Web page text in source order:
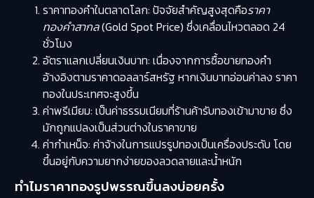
ราคาทองคำในตลาดโลก: ปัจจัยสำคัญสูงสุดคือราคา
ทองคำสากล(Gold Spot Price) ซึ่งเคลื่อนไหวตลอด 24
ชั่วโมง
อัตราแลกเปลี่ยนเงินบาท: เนื่องจากการซื้อขายทองคำ
อ้างอิงตามราคาดอลลาร์สหรัฐ หากเงินบาทอ่อนค่าลง ราคา
ทองในประเทศจะสูงขึ้น
ค่าพรีเมียม: เป็นค่าธรรมเนียมที่ร้านค้ารับทองเข้ามาขาย ซึ่ง
มักถูกแปลงเป็นส่วนต่างในราคาขาย
ค่ากำเหน็จ: ค่าจ้างในการแปรรูปทองเป็นเครื่องประดับ โดย
ขึ้นอยู่กับความยากง่ายของลวดลายและน้ำหนัก
ทำไมราคาทองรูปพรรณขึ้นลงบ่อยครั้ง